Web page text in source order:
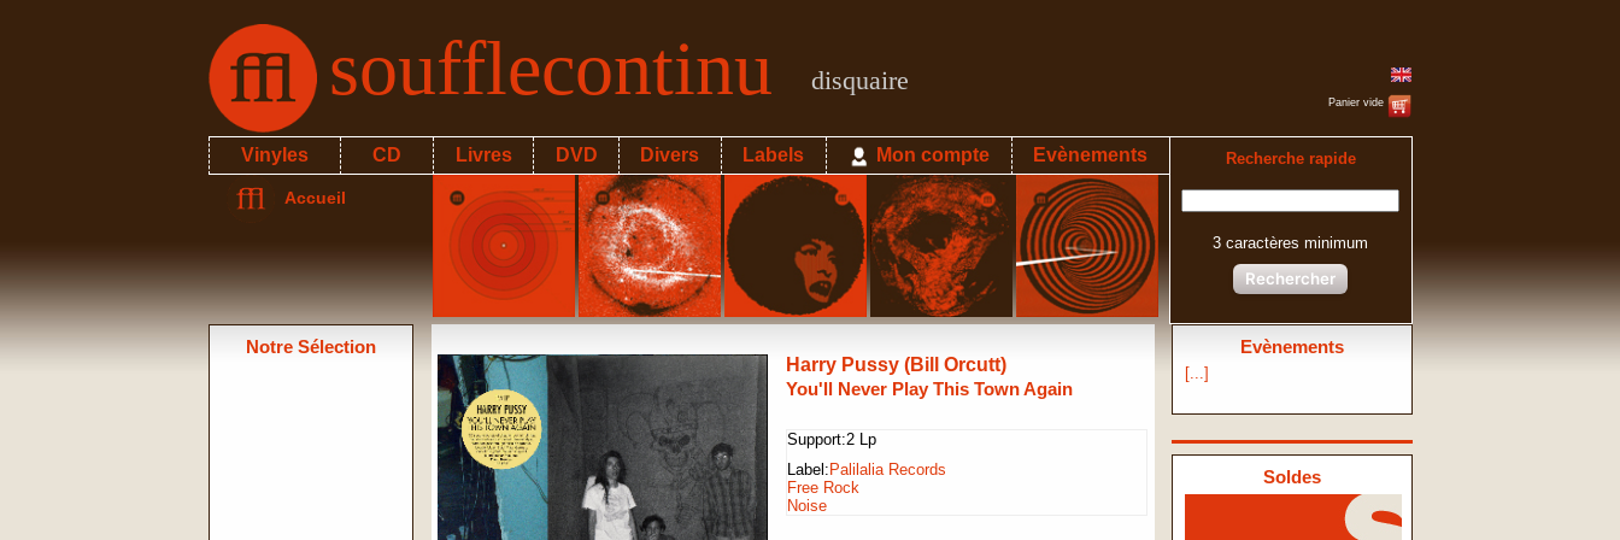
soufflecontinu disquaire
Panier vide
Vinyles CD Livres DVD Divers Labels Mon compte Evènements Recherche rapide
3 caractères minimum
Rechercher
Accueil
Evènements
[...]
Soldes
Notre Sélection
Harry Pussy (Bill Orcutt)
You'll Never Play This Town Again
Support:2 Lp
Label: Palilalia Records
Free Rock
Noise